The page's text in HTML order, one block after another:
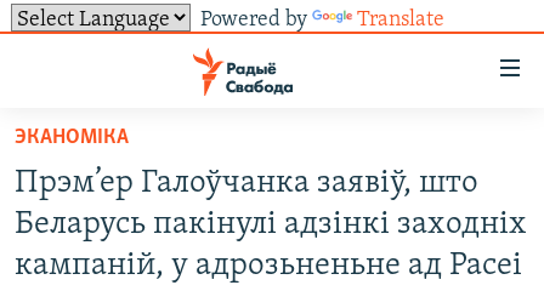
Powered by Translate
ўнівэрсальнага
доступу
Перайсьці
да
галоўнага
зьместу
УСЕ НАВІНЫ
ВІДЭА І ФОТА
ТОЛЬКІ НА СВАБОДЗЕ
СУВЯЗЬ
ЭКАНОМІКА
Прэм’ер Галоўчанка заявіў, што
Беларусь пакінулі адзінкі заходніх
кампаній, у адрозьненьне ад Расеі